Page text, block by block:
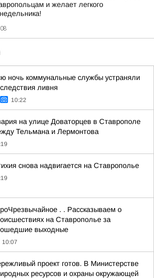
и желает легкого
ночь коммунальные службы устраняли
ливня
10:22
на улице Доваторцев в Ставрополе
Тельмана и Лермонтова
снова надвигается на Ставрополье
. . Рассказываем о
на Ставрополье за
выходные
10:07
проект готов. В Министерстве
ресурсов и охраны окружающей